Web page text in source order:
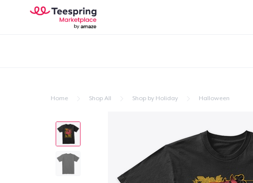
Home Shop All Shop by Holiday Halloween